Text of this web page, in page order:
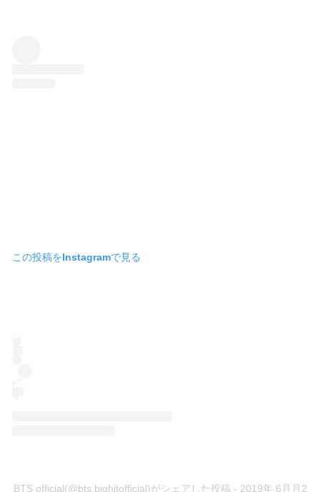
この投稿をInstagramで見る
BTS official(@bts.bighitofficial)がシェアした投稿 - 2019年 6月月2